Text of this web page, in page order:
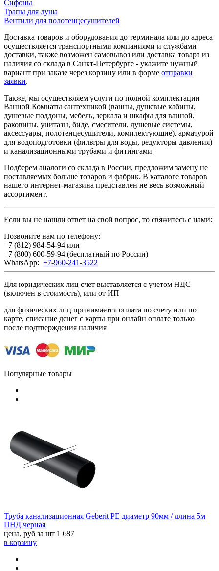
Сифоны
Трапы для душа
Вентили для полотенцесушителей
Доставка товаров и оборудования до терминала или до адреса
осуществляется транспортными компаниями и службами
доставки, также возможен самовывоз или доставка товара из
наличия со склада в Санкт-Петербурге - укажите нужный
вариант при заказе через корзину или в форме отправки
заявки.
Также, мы осуществляем услуги по полной комплектации
Ванной Комнаты сантехникой (ванны, душевые кабины,
душевые поддоны, мебель, зеркала и шкафы для ванной,
раковины, унитазы, биде, смесители, душевые системы,
аксессуары, полотенцесушители, комплектующие), арматурой
для водоподготовки (фильтры для воды, редукторы давления)
и канализационными трубами и фитингами.
Подберем аналоги со склада в России, предложим замену не
поставляемых больше товаров и фабрик. В каталоге товаров
нашего интернет-магазина представлен не весь возможный
ассортимент.
Если вы не нашли ответ на свой вопрос, то свяжитесь с нами:
Позвоните нам по телефону:
+7 (812) 984-54-94 или
+7 (800) 600-59-94 (бесплатный по России)
WhatsApp: +7-960-241-3522
Для юридических лиц счет выставляется с учетом НДС
(включен в стоимость), или от ИП
для физических лиц принимается оплата по счету или по
карте, списание денег с карты при онлайн оплате только
после подтверждения наличия
Популярные товары
Труба канализационная Geberit PE диаметр 90мм / длина 5м
ПНД черная
цена, руб за шт 1 687
в корзину